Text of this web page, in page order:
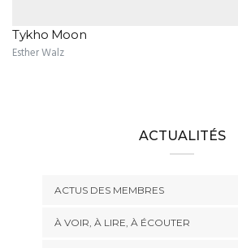
Tykho Moon
Esther Walz
ACTUALITÉS
ACTUS DES MEMBRES
À VOIR, À LIRE, À ÉCOUTER